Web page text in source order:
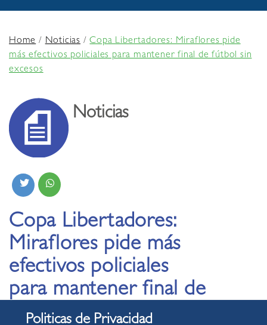
Home/Noticias /Copa Libertadores: Miraflores pide
más efectivos policiales para mantener final de fútbol sin
excesos
Noticias
Copa Libertadores:
Miraflores pide más
efectivos policiales
para mantener final de
fútbol sin excesos